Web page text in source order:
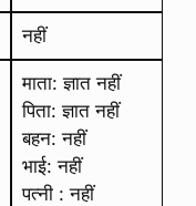
नहीं
माता: ज्ञात नहीं
पिता: ज्ञात नहीं
बहन: नहीं
भाई: नहीं
पत्नी : नहीं